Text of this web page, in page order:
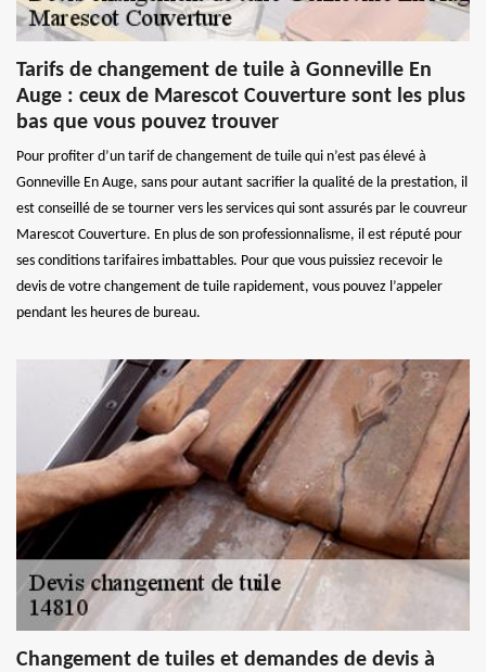
Tarifs de changement de tuile à Gonneville En
Auge : ceux de Marescot Couverture sont les plus
bas que vous pouvez trouver
Pour profiter d’un tarif de changement de tuile qui n’est pas élevé à
Gonneville En Auge, sans pour autant sacrifier la qualité de la prestation, il
est conseillé de se tourner vers les services qui sont assurés par le couvreur
Marescot Couverture. En plus de son professionnalisme, il est réputé pour
ses conditions tarifaires imbattables. Pour que vous puissiez recevoir le
devis de votre changement de tuile rapidement, vous pouvez l’appeler
pendant les heures de bureau.
Changement de tuiles et demandes de devis à